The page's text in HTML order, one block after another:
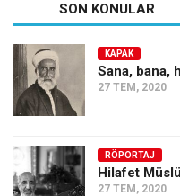
SON KONULAR
KAPAK
Sana, bana,
27 TEM, 2020
RÖPORTAJ
Hilafet
27 TEM, 2020